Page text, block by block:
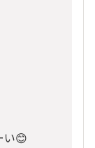
い😊